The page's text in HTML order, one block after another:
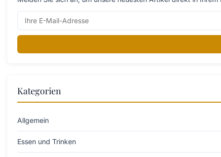
Kategorien
Allgemein
Essen und Trinken